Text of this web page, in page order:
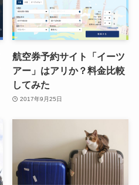
航空券予約サイト「イーツ
アー」はアリか？料金比較
してみた
2017年9月25日